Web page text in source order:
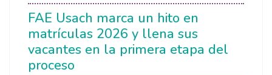
FAE Usach marca un hito en
matrículas 2026 y llena sus
vacantes en la primera etapa del
proceso